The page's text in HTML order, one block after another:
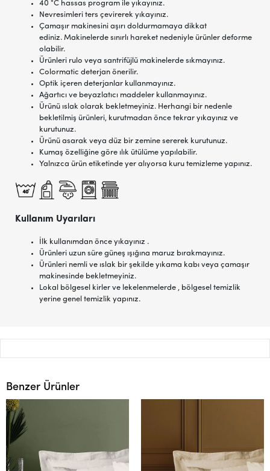
40 °C hassas program ile yıkayınız.
Nevresimleri ters çevirerek yıkayınız.
Çamaşır makinesini aşırı doldurmamaya dikkat
ediniz. Makinelerde sınırlı hareket nedeniyle ürünler deforme
olabilir.
Ürünleri rulo veya santrifüjlü makinelerde sıkmayınız.
Colormatic deterjan önerilir.
Optik içeren deterjanlar kullanmayınız.
Ağartıcı ve beyazlatıcı maddeler kullanmayınız.
Ürünü ıslak olarak bekletmeyiniz. Herhangi bir nedenle
bekletilmiş ürünleri, kurutmadan önce tekrar yıkayınız ve
kurutunuz.
Ürünü asarak veya düz bir zemine sererek kurutunuz.
Kumaş özelliğine göre ılık ütülüme yapılabilir.
Yalnızca ürün etiketinde yer alıyorsa kuru temizleme yapınız.
Kullanım Uyarıları
İlk kullanımdan önce yıkayınız .
Ürünleri uzun süre güneş ışığına maruz bırakmayınız.
Ürünleri nemli ve ıslak bir şekilde yıkama kabı veya çamaşır
makinesinde bekletmeyiniz.
Lokal bölgesel kirler ve lekelenmelerde , bölgesel temizlik
yerine genel temizlik yapınız.
Benzer Ürünler